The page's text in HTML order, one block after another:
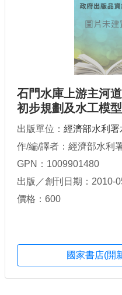
石門水庫上游主河
初步規劃及水工模
岩塞爆破法可行性
出版單位： 經濟部水利
作/編/譯者：經濟部水利
GPN：1009901480
出版／創刊日期：2010-
價格：600
國家書店(開